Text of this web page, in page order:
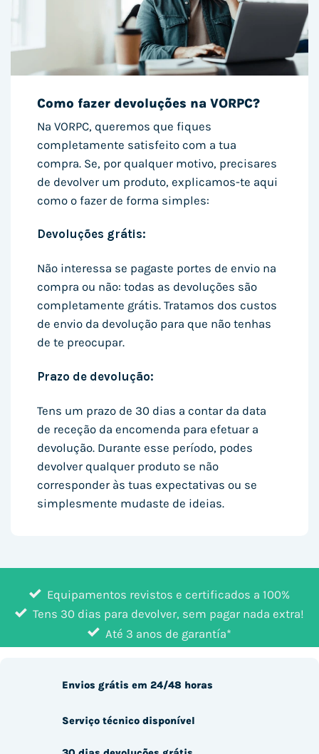
Como fazer devoluções na VORPC?
Na VORPC, queremos que fiques
completamente satisfeito com a tua
compra. Se, por qualquer motivo, precisares
de devolver um produto, explicamos-te aqui
como o fazer de forma simples:
Devoluções grátis:
Não interessa se pagaste portes de envio na
compra ou não: todas as devoluções são
completamente grátis. Tratamos dos custos
de envio da devolução para que não tenhas
de te preocupar.
Prazo de devolução:
Tens um prazo de 30 dias a contar da data
de receção da encomenda para efetuar a
devolução. Durante esse período, podes
devolver qualquer produto se não
corresponder às tuas expectativas ou se
simplesmente mudaste de ideias.
Equipamentos revistos e certificados a 100%
Tens 30 dias para devolver, sem pagar nada extra!
Até 3 anos de garantía*
Envios grátis em 24/48 horas
Serviço técnico disponível